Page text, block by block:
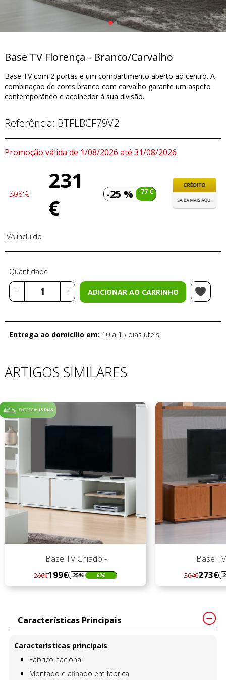
Base TV Florença - Branco/Carvalho
Base TV com 2 portas e um compartimento aberto ao centro. A
combinação de cores branco com carvalho garante um aspeto
contemporâneo e acolhedor à sua divisão.
Referência: BTFLBCF79V2
Promoção válida de 1/08/2026 até 31/08/2026
308 €
231
€
-25 % -77 €
IVA incluído
Quantidade
ADICIONAR AO CARRINHO
Entrega ao domicílio em: 10 a 15 dias úteis.
ARTIGOS SIMILARES
Base TV Chiado -
Regular
preço
266€199€
Preço -25% 67€
Base
Regular
preço
364€273€
Preço -
Características Principais
Características principais
Fabrico nacional
Montado e afinado em fábrica